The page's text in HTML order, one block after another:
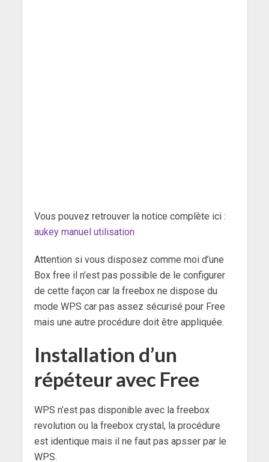
Vous pouvez retrouver la notice complète ici :
aukey manuel utilisation
Attention si vous disposez comme moi d’une
Box free il n’est pas possible de le configurer
de cette façon car la freebox ne dispose du
mode WPS car pas assez sécurisé pour Free
mais une autre procédure doit être appliquée.
Installation d’un
répéteur avec Free
WPS n’est pas disponible avec la freebox
revolution ou la freebox crystal, la procédure
est identique mais il ne faut pas apsser par le
WPS.